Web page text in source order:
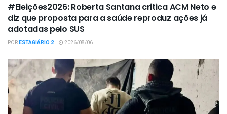
#Eleições2026: Roberta Santana critica ACM Neto e
diz que proposta para a saúde reproduz ações já
adotadas pelo SUS
PORESTAGIÁRIO 2 2026/08/06